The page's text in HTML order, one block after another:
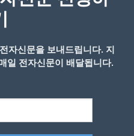
자신문을 보내드립니다. 지
일 전자신문이 배달됩니다.